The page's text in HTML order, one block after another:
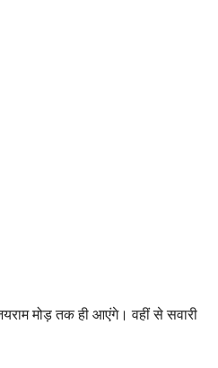
मोड़ तक ही आएंगे। वहीं से सवारी